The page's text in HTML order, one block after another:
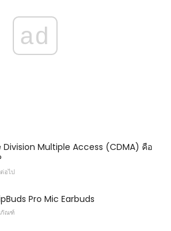
ad
Division Multiple Access (CDMA) คือ
อไป
Pro Mic Earbuds
ภัณฑ์